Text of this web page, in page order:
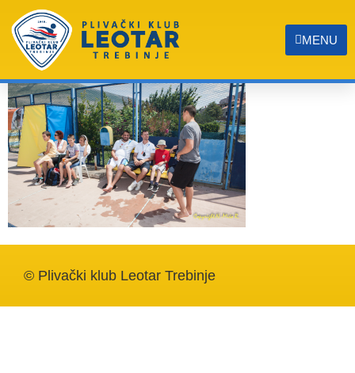
MENU
IMG_6856
© Plivački klub Leotar Trebinje